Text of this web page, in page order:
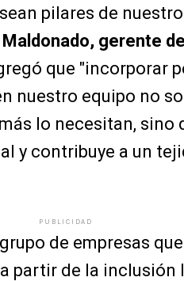
pilares de
gerente
que "incorporar
nuestro equipo no
lo necesitan,
y contribuye a un
PUBLICIDAD
de empresas
partir de la inclusión